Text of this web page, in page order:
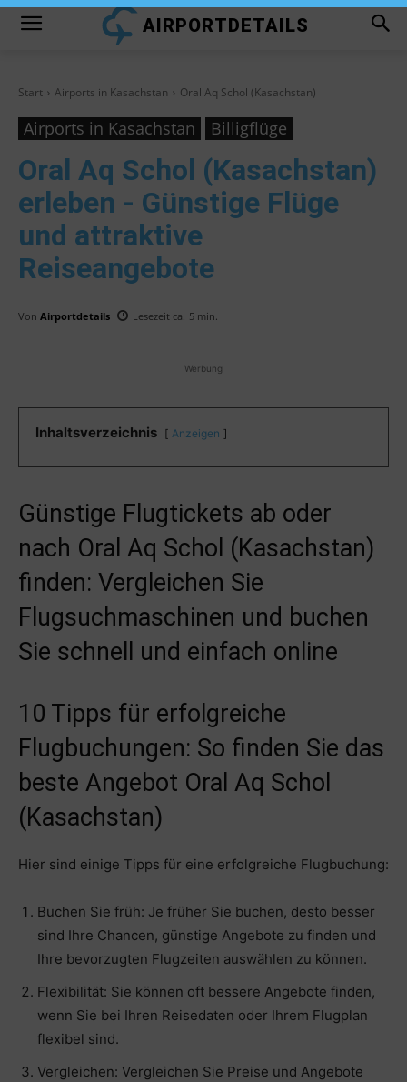
AIRPORTDETAILS
Start Airports in Kasachstan Oral Aq Schol (Kasachstan)
Airports in Kasachstan Billigflüge
Oral Aq Schol (Kasachstan)
erleben - Günstige Flüge
und attraktive
Reiseangebote
Von Airportdetails Lesezeit ca. 5 min.
Werbung
Inhaltsverzeichnis Anzeigen
Günstige Flugtickets ab oder
nach Oral Aq Schol (Kasachstan)
finden: Vergleichen Sie
Flugsuchmaschinen und buchen
Sie schnell und einfach online
10 Tipps für erfolgreiche
Flugbuchungen: So finden Sie das
beste Angebot Oral Aq Schol
(Kasachstan)
Hier sind einige Tipps für eine erfolgreiche Flugbuchung:
Buchen Sie früh: Je früher Sie buchen, desto besser
sind Ihre Chancen, günstige Angebote zu finden und
Ihre bevorzugten Flugzeiten auswählen zu können.
Flexibilität: Sie können oft bessere Angebote finden,
wenn Sie bei Ihren Reisedaten oder Ihrem Flugplan
flexibel sind.
Vergleichen: Vergleichen Sie Preise und Angebote